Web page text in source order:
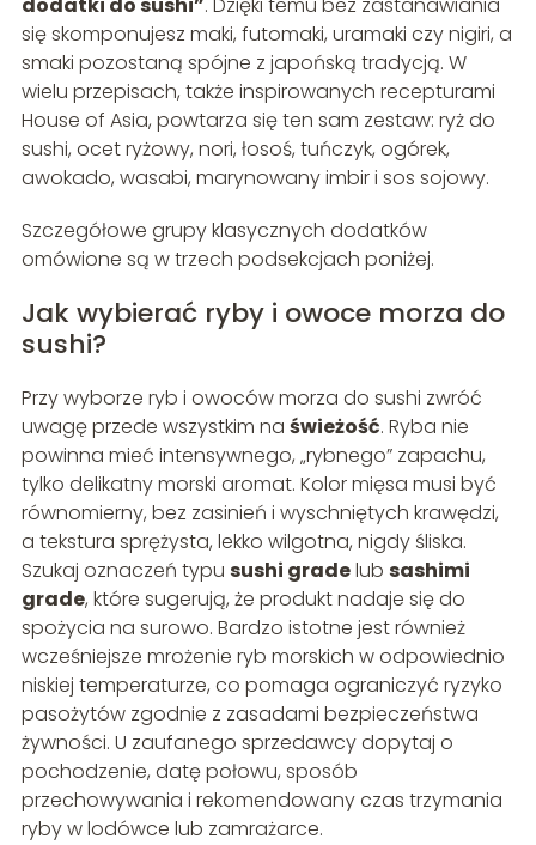
dodatki do sushi”. Dzięki temu bez zastanawiania
się skomponujesz maki, futomaki, uramaki czy nigiri, a
smaki pozostaną spójne z japońską tradycją. W
wielu przepisach, także inspirowanych recepturami
House of Asia, powtarza się ten sam zestaw: ryż do
sushi, ocet ryżowy, nori, łosoś, tuńczyk, ogórek,
awokado, wasabi, marynowany imbir i sos sojowy.
Szczegółowe grupy klasycznych dodatków
omówione są w trzech podsekcjach poniżej.
Jak wybierać ryby i owoce morza do
sushi?
Przy wyborze ryb i owoców morza do sushi zwróć
uwagę przede wszystkim na świeżość. Ryba nie
powinna mieć intensywnego, „rybnego” zapachu,
tylko delikatny morski aromat. Kolor mięsa musi być
równomierny, bez zasinień i wyschniętych krawędzi,
a tekstura sprężysta, lekko wilgotna, nigdy śliska.
Szukaj oznaczeń typu sushi gradelub sashimi
grade, które sugerują, że produkt nadaje się do
spożycia na surowo. Bardzo istotne jest również
wcześniejsze mrożenie ryb morskich w odpowiednio
niskiej temperaturze, co pomaga ograniczyć ryzyko
pasożytów zgodnie z zasadami bezpieczeństwa
żywności. U zaufanego sprzedawcy dopytaj o
pochodzenie, datę połowu, sposób
przechowywania i rekomendowany czas trzymania
ryby w lodówce lub zamrażarce.